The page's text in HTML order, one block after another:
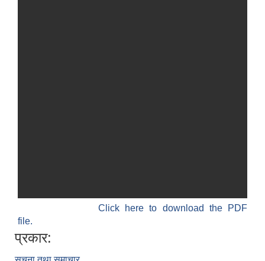
Click here to download the PDF
file.
प्रकार: